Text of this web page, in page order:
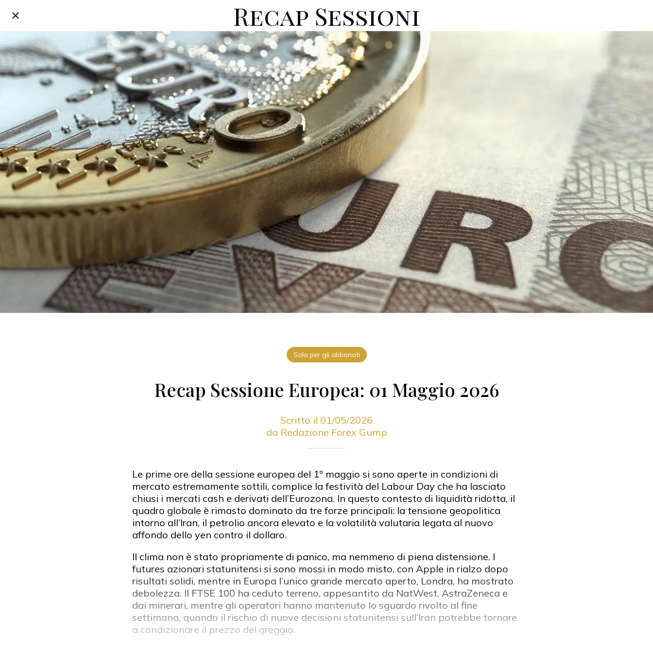
Recap Sessioni
Solo per gli abbonati
Recap Sessione Europea: 01 Maggio 2026
Scritto il 01/05/2026
da Redazione Forex Gump
Le prime ore della sessione europea del 1° maggio si sono aperte in condizioni di
mercato estremamente sottili, complice la festività del Labour Day che ha lasciato
chiusi i mercati cash e derivati dell’Eurozona. In questo contesto di liquidità ridotta, il
quadro globale è rimasto dominato da tre forze principali: la tensione geopolitica
intorno all’Iran, il petrolio ancora elevato e la volatilità valutaria legata al nuovo
affondo dello yen contro il dollaro.
Il clima non è stato propriamente di panico, ma nemmeno di piena distensione. I
futures azionari statunitensi si sono mossi in modo misto, con Apple in rialzo dopo
risultati solidi, mentre in Europa l’unico grande mercato aperto, Londra, ha mostrato
debolezza. Il FTSE 100 ha ceduto terreno, appesantito da NatWest, AstraZeneca e
dai minerari, mentre gli operatori hanno mantenuto lo sguardo rivolto al fine
settimana, quando il rischio di nuove decisioni statunitensi sull’Iran potrebbe tornare
a condizionare il prezzo del greggio.